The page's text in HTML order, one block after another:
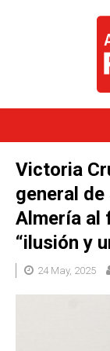
Victoria
general
Almería al
“ilusión y
24 May, 2025